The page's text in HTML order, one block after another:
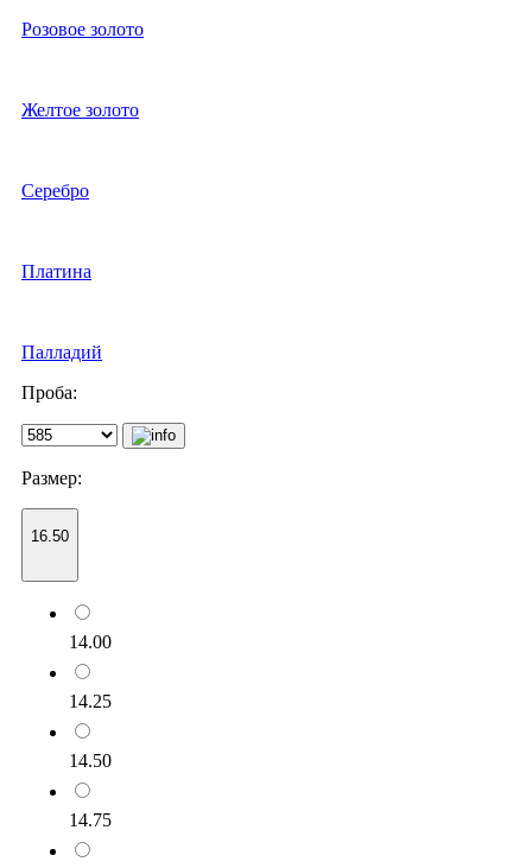
Розовое золото
Желтое золото
Серебро
Платина
Палладий
Проба:
Размер:
16.50
14.00
14.25
14.50
14.75